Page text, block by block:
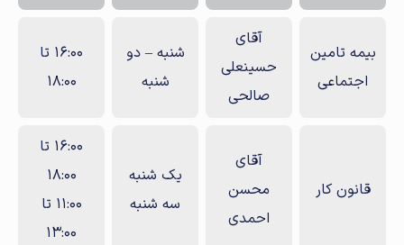
بیمه تامین
اجتماعی
آقای
حسینعلی
صالحی
شنبه – دو
شنبه
16:00 تا
18:00
قانون کار
آقای
محسن
احمدی
یک شنبه
سه شنبه
16:00 تا
18:00
11:00 تا
13:00